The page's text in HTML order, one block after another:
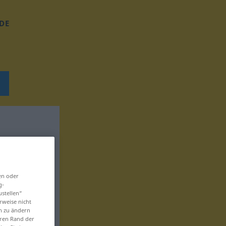
DE
oder
nicht
zu ändern
Rand der